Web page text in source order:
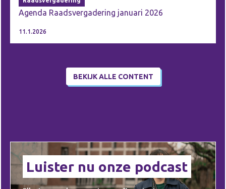
Agenda Raadsvergadering januari 2026
11.1.2026
BEKIJK ALLE CONTENT
Luister nu onze podcast